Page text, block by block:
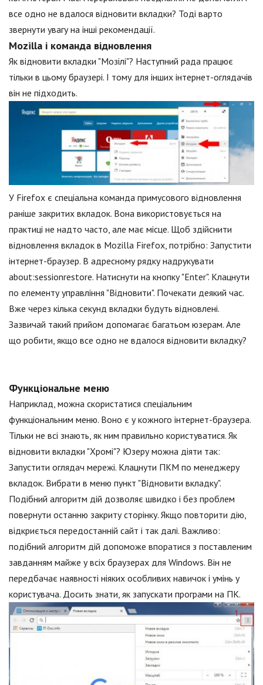
все одно не вдалося відновити вкладки? Тоді варто
звернути увагу на інші рекомендації.
Mozilla і команда відновлення
Як відновити вкладки "Мозілі"? Наступний рада працює
тільки в цьому браузері. І тому для інших інтернет-оглядачів
він не підходить.
У Firefox є спеціальна команда примусового відновлення
раніше закритих вкладок. Вона використовується на
практиці не надто часто, але має місце. Щоб здійснити
відновлення вкладок в Mozilla Firefox, потрібно: Запустити
інтернет-браузер. В адресному рядку надрукувати
аbout:sessionrestore. Натиснути на кнопку "Enter". Клацнути
по елементу управління "Відновити". Почекати деякий час.
Вже через кілька секунд вкладки будуть відновлені.
Зазвичай такий прийом допомагає багатьом юзерам. Але
що робити, якщо все одно не вдалося відновити вкладку?
Функціональне меню
Наприклад, можна скористатися спеціальним
функціональним меню. Воно є у кожного інтернет-браузера.
Тільки не всі знають, як ним правильно користуватися. Як
відновити вкладки "Хромі"? Юзеру можна діяти так:
Запустити оглядач мережі. Клацнути ПКМ по менеджеру
вкладок. Вибрати в меню пункт "Відновити вкладку".
Подібний алгоритм дій дозволяє швидко і без проблем
повернути останню закриту сторінку. Якщо повторити дію,
відкриється передостанній сайт і так далі. Важливо:
подібний алгоритм дій допоможе впоратися з поставленим
завданням майже у всіх браузерах для Windows. Він не
передбачає наявності ніяких особливих навичок і умінь у
користувача. Досить знати, як запускати програми на ПК.